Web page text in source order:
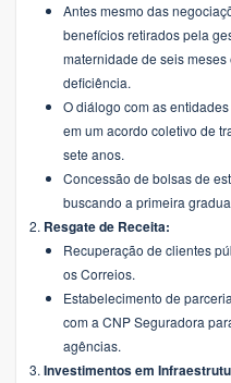
Antes mesmo das
benefícios retirados pela
maternidade de seis
deficiência.
O diálogo com as
em um acordo coletivo de
sete anos.
Concessão de bolsas de
buscando a primeira
Resgate de Receita:
Recuperação de clientes
os Correios.
Estabelecimento de
com a CNP Seguradora
agências.
Investimentos em